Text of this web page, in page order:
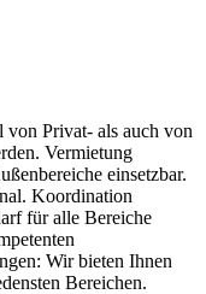
von Privat- als auch von
Vermietung
einsetzbar.
Koordination
für alle Bereiche
Wir bieten Ihnen
Bereichen.